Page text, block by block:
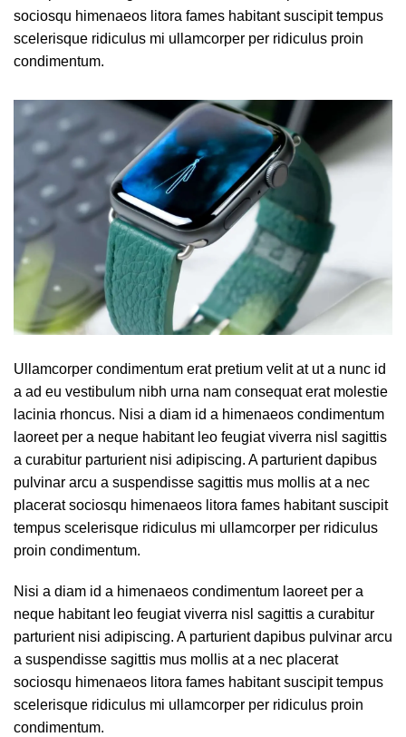
sociosqu himenaeos litora fames habitant suscipit tempus
scelerisque ridiculus mi ullamcorper per ridiculus proin
condimentum.
Ullamcorper condimentum erat pretium velit at ut a nunc id
a ad eu vestibulum nibh urna nam consequat erat molestie
lacinia rhoncus. Nisi a diam id a himenaeos condimentum
laoreet per a neque habitant leo feugiat viverra nisl sagittis
a curabitur parturient nisi adipiscing. A parturient dapibus
pulvinar arcu a suspendisse sagittis mus mollis at a nec
placerat sociosqu himenaeos litora fames habitant suscipit
tempus scelerisque ridiculus mi ullamcorper per ridiculus
proin condimentum.
Nisi a diam id a himenaeos condimentum laoreet per a
neque habitant leo feugiat viverra nisl sagittis a curabitur
parturient nisi adipiscing. A parturient dapibus pulvinar arcu
a suspendisse sagittis mus mollis at a nec placerat
sociosqu himenaeos litora fames habitant suscipit tempus
scelerisque ridiculus mi ullamcorper per ridiculus proin
condimentum.